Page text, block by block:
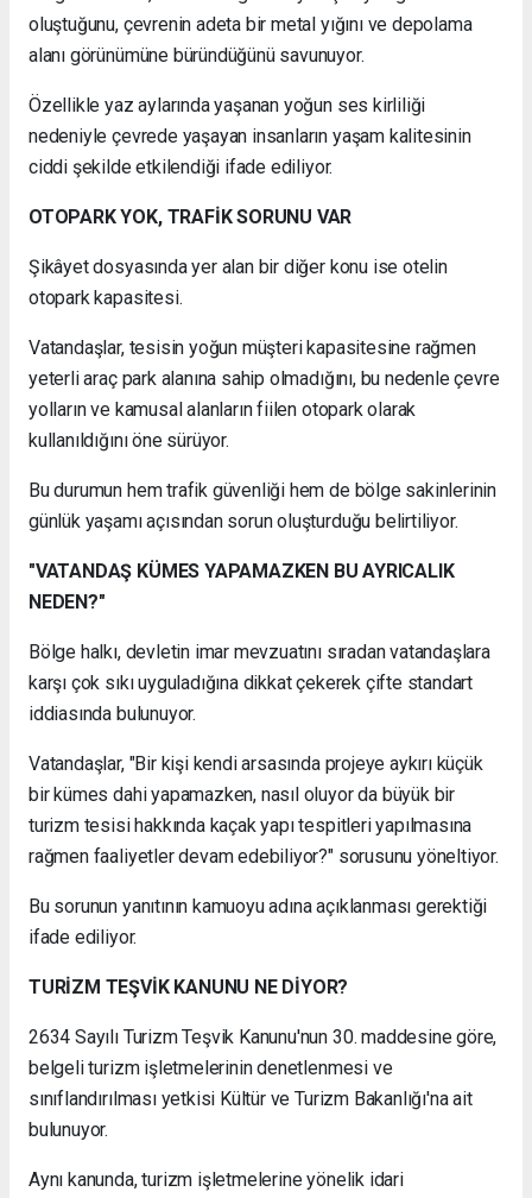
oluştuğunu, çevrenin adeta bir metal yığını ve depolama
alanı görünümüne büründüğünü savunuyor.
Özellikle yaz aylarında yaşanan yoğun ses kirliliği
nedeniyle çevrede yaşayan insanların yaşam kalitesinin
ciddi şekilde etkilendiği ifade ediliyor.
OTOPARK YOK, TRAFİK SORUNU VAR
Şikâyet dosyasında yer alan bir diğer konu ise otelin
otopark kapasitesi.
Vatandaşlar, tesisin yoğun müşteri kapasitesine rağmen
yeterli araç park alanına sahip olmadığını, bu nedenle çevre
yolların ve kamusal alanların fiilen otopark olarak
kullanıldığını öne sürüyor.
Bu durumun hem trafik güvenliği hem de bölge sakinlerinin
günlük yaşamı açısından sorun oluşturduğu belirtiliyor.
"VATANDAŞ KÜMES YAPAMAZKEN BU AYRICALIK
NEDEN?"
Bölge halkı, devletin imar mevzuatını sıradan vatandaşlara
karşı çok sıkı uyguladığına dikkat çekerek çifte standart
iddiasında bulunuyor.
Vatandaşlar, "Bir kişi kendi arsasında projeye aykırı küçük
bir kümes dahi yapamazken, nasıl oluyor da büyük bir
turizm tesisi hakkında kaçak yapı tespitleri yapılmasına
rağmen faaliyetler devam edebiliyor?" sorusunu yöneltiyor.
Bu sorunun yanıtının kamuoyu adına açıklanması gerektiği
ifade ediliyor.
TURİZM TEŞVİK KANUNU NE DİYOR?
2634 Sayılı Turizm Teşvik Kanunu'nun 30. maddesine göre,
belgeli turizm işletmelerinin denetlenmesi ve
sınıflandırılması yetkisi Kültür ve Turizm Bakanlığı'na ait
bulunuyor.
Aynı kanunda, turizm işletmelerine yönelik idari